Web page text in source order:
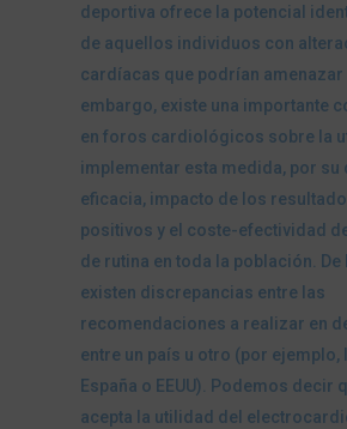
deportiva ofrece la potencial
de aquellos individuos con
cardíacas que podrían amenazar
embargo, existe una importante
en foros cardiológicos sobre la
implementar esta medida, por su
eficacia, impacto de los
positivos y el coste-efectividad
de rutina en toda la población. De
existen discrepancias entre las
recomendaciones a realizar en
entre un país u otro (por ejemplo,
España o EEUU). Podemos decir
acepta la utilidad del